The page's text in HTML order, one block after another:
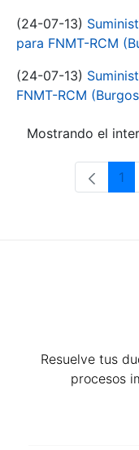
(24-07-13)
para FNMT-RCM
(24-07-13)
FNMT-RCM
Mostrando el
1
Resuelve tus
procesos